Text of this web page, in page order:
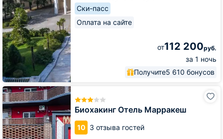
Ски-пасс
Оплата на сайте
от112 200руб.
за 1 ночь
Получите5 610 бонусов
Биохакинг Отель Марракеш
10 3 отзыва гостей
Биохакинг
Отель
Марракеш